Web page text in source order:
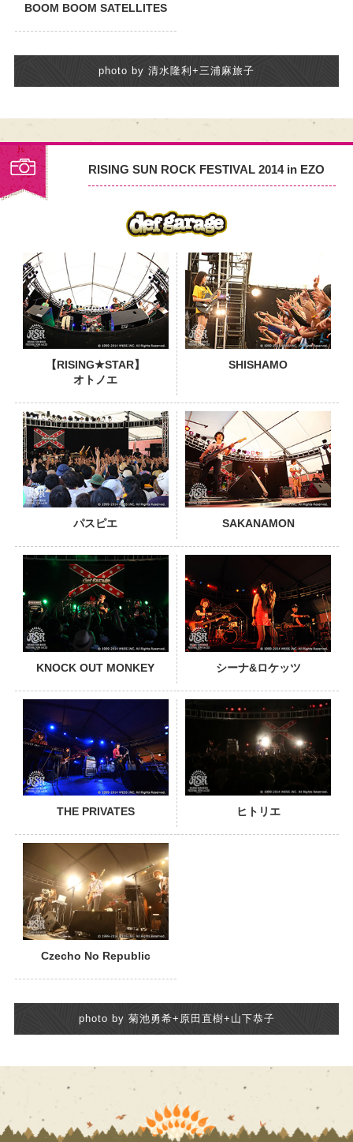
BOOM BOOM SATELLITES
photo by 清水隆利+三浦麻旅子
RISING SUN ROCK FESTIVAL 2014 in EZO
【RISING★STAR】
オトノエ
SHISHAMO
PHOTO
パスピエ SAKANAMON
PHOTO
KNOCK OUT MONKEY シーナ&ロケッツ
PHOTO
THE PRIVATES ヒトリエ
PHOTO
Czecho No Republic
photo by 菊池勇希+原田直樹+山下恭子